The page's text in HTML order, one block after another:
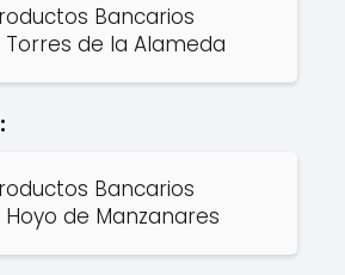
Bancarios
Torres de la Alameda
Bancarios
Hoyo de Manzanares